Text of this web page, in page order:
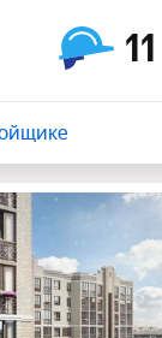
11